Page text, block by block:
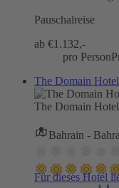
Pauschalreise
ab €1.132,-
pro Person
The Domain
The Domain
Bahrain -
Für dieses Hotel